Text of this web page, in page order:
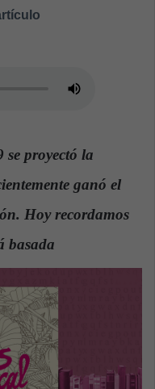
proyectó la
ganó el
Hoy recordamos
basada